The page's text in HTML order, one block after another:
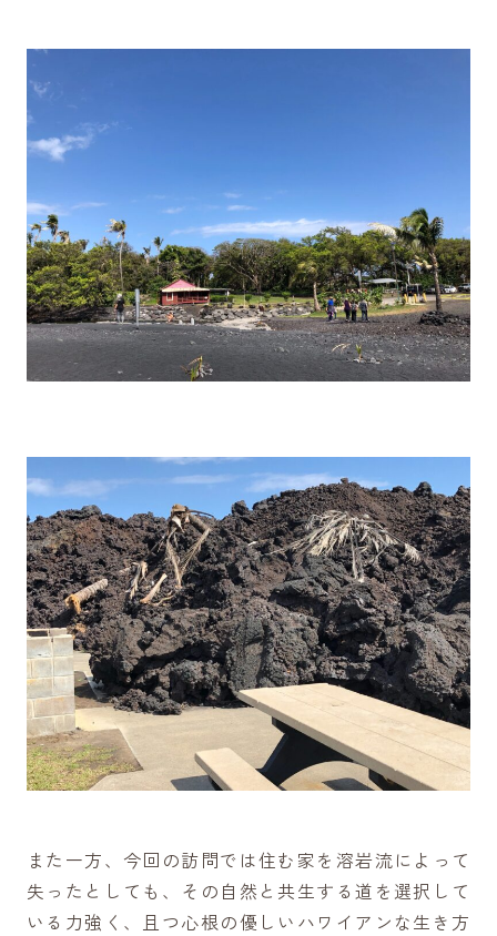
また一方、今回の訪問では住む家を溶岩流によって
失ったとしても、その自然と共生する道を選択して
いる力強く、且つ心根の優しいハワイアンな生き方